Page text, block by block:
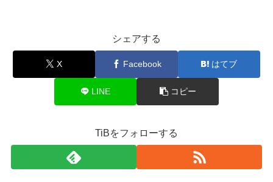
シェアする
X Facebook はてブ
LINE コピー
TiBをフォローする